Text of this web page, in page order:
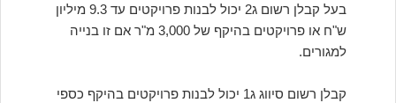
בעל קבלן רשום ג2 יכול לבנות פרויקטים עד 9.3 מיליון
ש"ח או פרויקטים בהיקף של 3,000 מ"ר אם זו בנייה
למגורים.
קבלן רשום סיווג ג1 יכול לבנות פרויקטים בהיקף כספי